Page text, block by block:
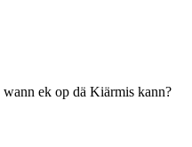
ek op dä Kiärmis kann?